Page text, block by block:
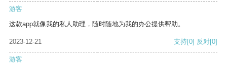
游客
这款app就像我的私人助理，随时随地为我的办公提供帮助。
2023-12-21 支持[0] 反对[0]
游客